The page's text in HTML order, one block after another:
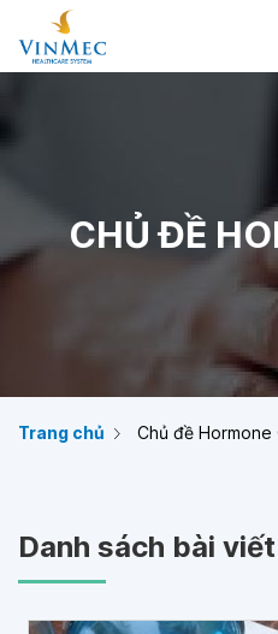
CHỦ ĐỀ
Trang chủ Chủ đề Hormone
Danh sách bài viết